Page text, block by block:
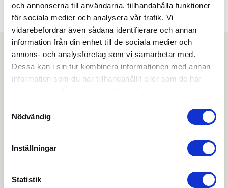
och annonserna till användarna, tillhandahålla funktioner
för sociala medier och analysera vår trafik. Vi
vidarebefordrar även sådana identifierare och annan
information från din enhet till de sociala medier och
annons- och analysföretag som vi samarbetar med.
Dessa kan i sin tur kombinera informationen med annan
information som du har tillhandahållit eller som de har
samlat in när du har använt deras tjänster.
Nödvändig
Inställningar
Statistik
SPÄNNING MIN:
10,8 V
Ladda ner